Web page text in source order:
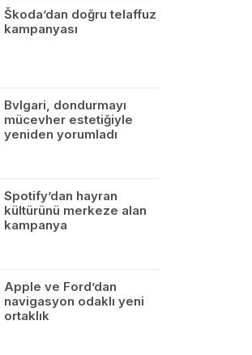
Škoda’dan doğru telaffuz
kampanyası
Bvlgari, dondurmayı
mücevher estetiğiyle
yeniden yorumladı
Spotify’dan hayran
kültürünü merkeze alan
kampanya
Apple ve Ford’dan
navigasyon odaklı yeni
ortaklık